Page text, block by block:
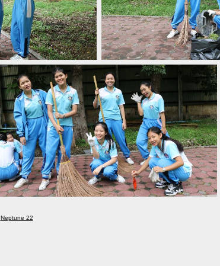
Neptune 22